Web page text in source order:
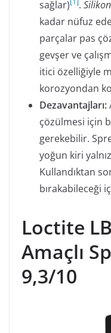
sağlar)
.
kadar nüfuz
parçalar pas
gevşer ve
itici özelliğiyle
korozyondan
Dezavantajları:
çözülmesi için
gerekebilir.
yoğun kiri
Kullandıktan
bırakabileceği
Loctite
Amaçlı
9,3/10